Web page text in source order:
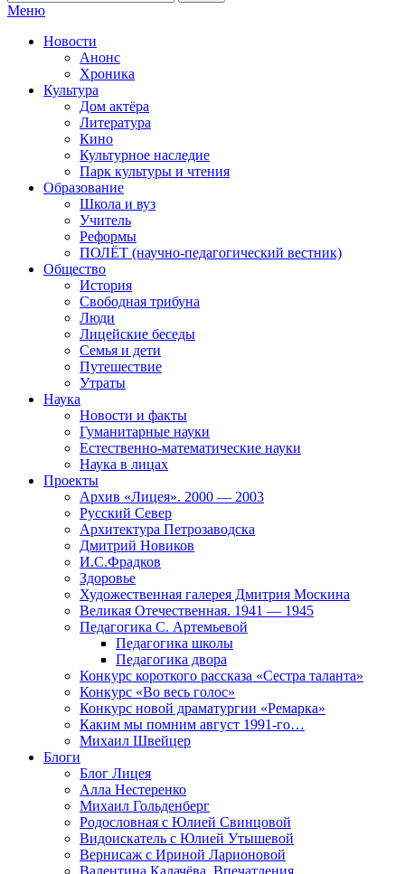
Меню
Новости
Анонс
Хроника
Культура
Дом актёра
Литература
Кино
Культурное наследие
Парк культуры и чтения
Образование
Школа и вуз
Учитель
Реформы
ПОЛЁТ (научно-педагогический вестник)
Общество
История
Свободная трибуна
Люди
Лицейские беседы
Семья и дети
Путешествие
Утраты
Наука
Новости и факты
Гуманитарные науки
Естественно-математические науки
Наука в лицах
Проекты
Архив «Лицея». 2000 — 2003
Русский Север
Архитектура Петрозаводска
Дмитрий Новиков
И.С.Фрадков
Здоровье
Художественная галерея Дмитрия Москина
Великая Отечественная. 1941 — 1945
Педагогика С. Артемьевой
Педагогика школы
Педагогика двора
Конкурс короткого рассказа «Сестра таланта»
Конкурс «Во весь голос»
Конкурс новой драматургии «Ремарка»
Каким мы помним август 1991-го…
Михаил Швейцер
Блоги
Блог Лицея
Алла Нестеренко
Михаил Гольденберг
Родословная с Юлией Свинцовой
Видоискатель с Юлией Утышевой
Вернисаж с Ириной Ларионовой